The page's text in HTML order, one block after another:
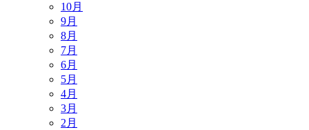
10月
9月
8月
7月
6月
5月
4月
3月
2月